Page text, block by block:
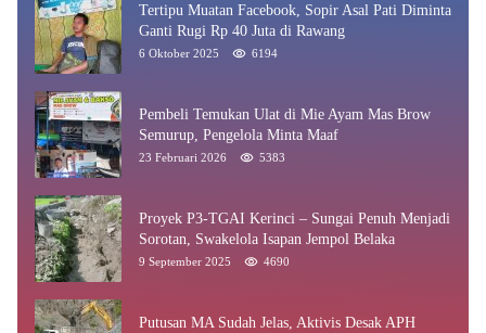
Tertipu Muatan Facebook, Sopir Asal Pati Diminta
Ganti Rugi Rp 40 Juta di Rawang
6 Oktober 2025 6194
Pembeli Temukan Ulat di Mie Ayam Mas Brow
Semurup, Pengelola Minta Maaf
23 Februari 2026 5383
Proyek P3-TGAI Kerinci – Sungai Penuh Menjadi
Sorotan, Swakelola Isapan Jempol Belaka
9 September 2025 4690
Putusan MA Sudah Jelas, Aktivis Desak APH